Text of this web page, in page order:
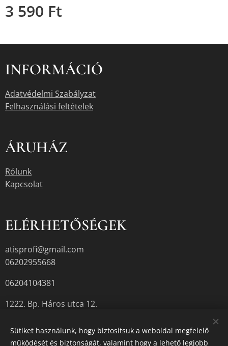
3 590 Ft
INFORMÁCIÓ
Adatvédelmi Szabályzat
Felhasználási feltételek
ÁRUHÁZ
Rólunk
Kapcsolat
ELÉRHETŐSÉGEK
atisprofi@gmail.com
06202955668
06204104381
1222. Bp. Háros utca 12.
Sütiket használunk, hogy biztosítsuk a weboldal megfelelő
működését és biztonságát, valamint hogy a lehető legjobb